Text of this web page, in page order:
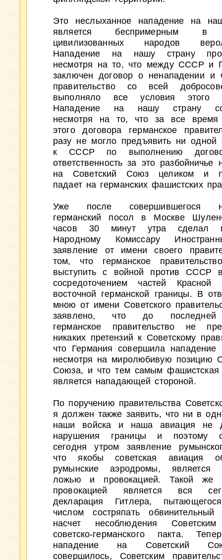
Это неслыханное нападение на
является беспримерным в
цивилизованных народов
Нападение на нашу страну
несмотря на то, что между СССР и
заключен договор о ненападении и
правительство со всей
выполняло все условия этого
Нападение на нашу страну
несмотря на то, что за все время
этого договора германское
разу не могло предъявить ни одной
к СССР по выполнению
ответственность за это разбойничье
на Советский Союз целиком и
падает на германских фашистских
Уже после совершившегося
германский посол в Москве
часов 30 минут утра сделал
Народному Комиссару
заявление от имени своего
том, что германское
выступить с войной против СССР
сосредоточением частей
восточной германской границы. В
мною от имени Советского
заявлено, что до последней
германское правительство не
никаких претензий к Советскому
что Германия совершила нападение
несмотря на миролюбивую позицию
Союза, и что тем самым фашистская
является нападающей стороной.
По поручению правительства
я должен также заявить, что ни в
наши войска и наша авиация не
нарушения границы и поэтому
сегодня утром заявление
что якобы советская авиация
румынские аэродромы, является
ложью и провокацией. Такой
провокацией является вся
декларация Гитлера,
числом состряпать обвинительный
насчет несоблюдения
советско-германского пакта.
нападение на Советский
совершилось, Советским